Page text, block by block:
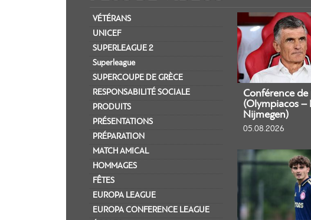
VÉTÉRANS
UNICEF
SUPERLEAGUE 2
Superleague
SUPERCOUPE DE GRÈCE
RESPONSABILITÉ SOCIALE
PRODUITS
PRÉSENTATIONS
PRÉPARATION
MATCH AMICAL
HOMMAGES
FÊTES
EUROPA LEAGUE
EUROPA CONFERENCE LEAGUE
Conférence de
(Olympiacos –
Nijmegen)
05.08.2026